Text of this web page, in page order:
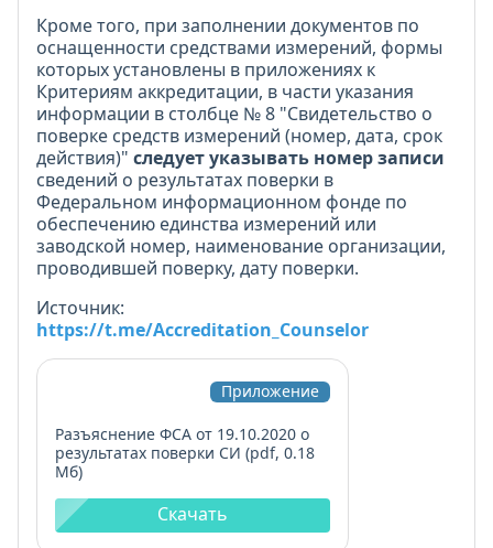
Кроме того, при заполнении документов по
оснащенности средствами измерений, формы
которых установлены в приложениях к
Критериям аккредитации, в части указания
информации в столбце № 8 "Свидетельство о
поверке средств измерений (номер, дата, срок
действия)" следует указывать номер записи
сведений о результатах поверки в
Федеральном информационном фонде по
обеспечению единства измерений или
заводской номер, наименование организации,
проводившей поверку, дату поверки.
Источник:
https://t.me/Accreditation_Counselor
Приложение
Разъяснение ФСА от 19.10.2020 о
результатах поверки СИ (pdf, 0.18
Мб)
Скачать